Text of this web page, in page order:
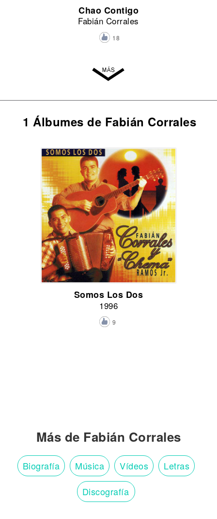
Chao Contigo
Fabián Corrales
18
1 Álbumes de Fabián Corrales
Somos Los Dos
1996
9
Más de Fabián Corrales
Biografía Música Vídeos Letras
Discografía